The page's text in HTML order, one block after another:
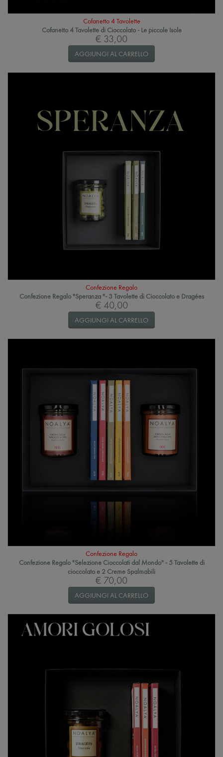
Cofanetto 4 Tavolette
Cofanetto 4 Tavolette di Cioccolato - Le piccole Isole
€ 33,00
AGGIUNGI AL CARRELLO
Confezione Regalo
Confezione Regalo "Speranza "- 3 Tavolette di Cioccolato e Dragées
€ 40,00
AGGIUNGI AL CARRELLO
Confezione Regalo
Confezione Regalo "Selezione Cioccolati dal Mondo" - 5 Tavolette di
cioccolato e 2 Creme Spalmabili
€ 70,00
AGGIUNGI AL CARRELLO